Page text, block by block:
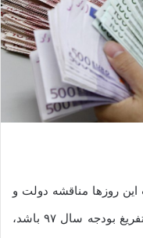
روزها مناقشه دولت و
دیوان محاسبات کشور پیرامون گزارش تفریغ بودجه سال ۹۷ باشد،